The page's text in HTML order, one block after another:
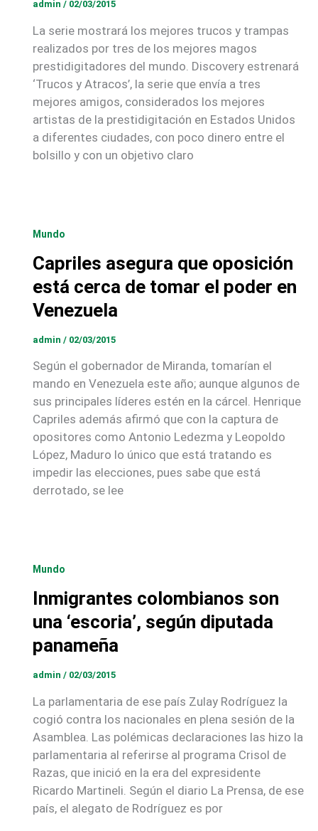
admin / 02/03/2015
La serie mostrará los mejores trucos y trampas
realizados por tres de los mejores magos
prestidigitadores del mundo. Discovery estrenará
‘Trucos y Atracos’, la serie que envía a tres
mejores amigos, considerados los mejores
artistas de la prestidigitación en Estados Unidos
a diferentes ciudades, con poco dinero entre el
bolsillo y con un objetivo claro
Mundo
Capriles asegura que oposición
está cerca de tomar el poder en
Venezuela
admin / 02/03/2015
Según el gobernador de Miranda, tomarían el
mando en Venezuela este año; aunque algunos de
sus principales líderes estén en la cárcel. Henrique
Capriles además afirmó que con la captura de
opositores como Antonio Ledezma y Leopoldo
López, Maduro lo único que está tratando es
impedir las elecciones, pues sabe que está
derrotado, se lee
Mundo
Inmigrantes colombianos son
una ‘escoria’, según diputada
panameña
admin / 02/03/2015
La parlamentaria de ese país Zulay Rodríguez la
cogió contra los nacionales en plena sesión de la
Asamblea. Las polémicas declaraciones las hizo la
parlamentaria al referirse al programa Crisol de
Razas, que inició en la era del expresidente
Ricardo Martineli. Según el diario La Prensa, de ese
país, el alegato de Rodríguez es por